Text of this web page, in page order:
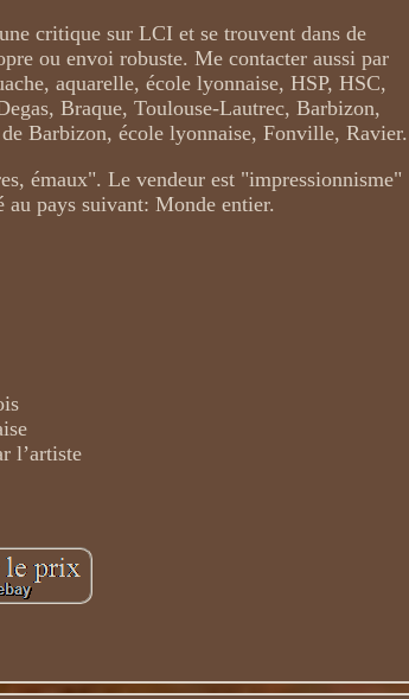
critique sur LCI et se trouvent dans de
ou envoi robuste. Me contacter aussi par
aquarelle, école lyonnaise, HSP, HSC,
Braque, Toulouse-Lautrec, Barbizon,
Barbizon, école lyonnaise, Fonville, Ravier.
émaux". Le vendeur est "impressionnisme"
au pays suivant: Monde entier.
l’artiste